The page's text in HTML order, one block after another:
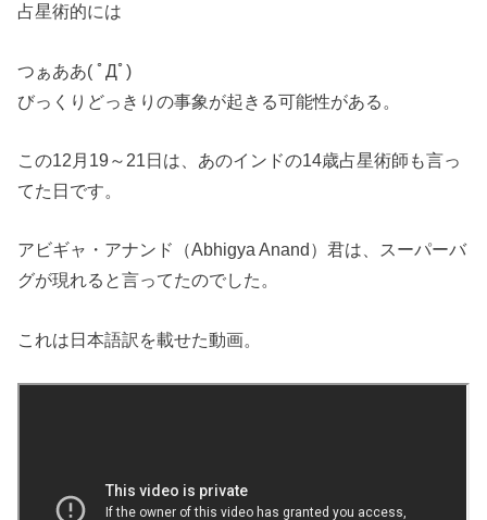
占星術的には
つぁああ( ﾟДﾟ)
びっくりどっきりの事象が起きる可能性がある。
この12月19～21日は、あのインドの14歳占星術師も言っ
てた日です。
アビギャ・アナンド（Abhigya Anand）君は、スーパーバ
グが現れると言ってたのでした。
これは日本語訳を載せた動画。